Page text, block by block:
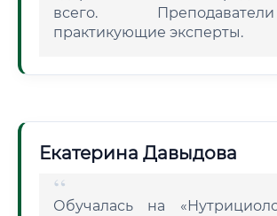
всего.
практикующие эксперты.
Екатерина Давыдова
Обучалась на